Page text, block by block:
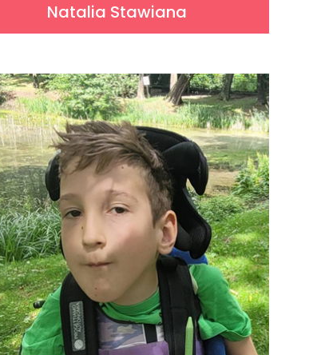
Natalia Stawiana